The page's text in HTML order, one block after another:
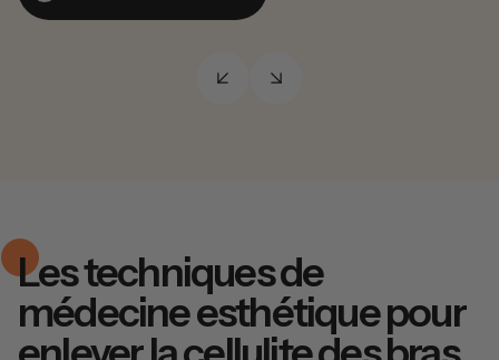
Les techniques de
médecine esthétique pour